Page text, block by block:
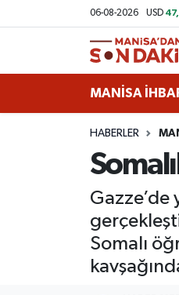
06-08-2026 USD
MANİSA
HABERLER
Gazze’de
Somalı
GÜNDEM
KÜLTÜR-SANAT
MANİSA'DA TRAFİK
SİYASET
Hava Durumu
Trafik Durumu
Puan Durumu ve
Son Dakika Haberleri
Haber Arşivi